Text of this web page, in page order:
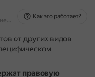
На основе источников, возможны неточности
Как это работает?
от других видов
правовую